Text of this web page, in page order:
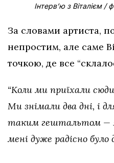
Інтерв’ю з Віталієм /
За словами артиста,
непростим, але саме
точкою, де все
“Коли ми приїхали
Ми знімали два дні, і
таким гештальтом — я
мені дуже радісно було